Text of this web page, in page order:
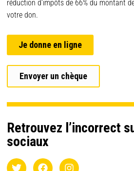
réduction d’impôts de 66% du montant
votre don.
Je donne en ligne
Envoyer un chèque
Retrouvez l’incorrect
sociaux